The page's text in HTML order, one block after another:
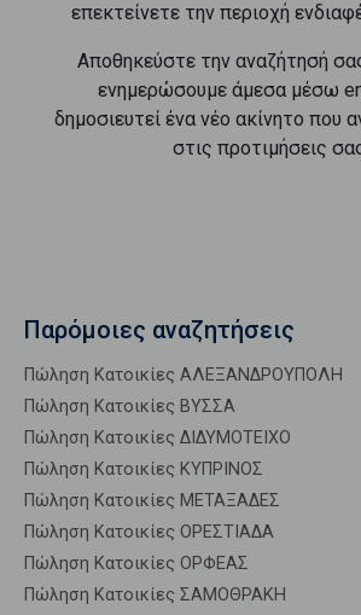
επεκτείνετε την περιοχή
Αποθηκεύστε την αναζήτησή
ενημερώσουμε άμεσα μέσω
δημοσιευτεί ένα νέο ακίνητο που
στις προτιμήσεις
Παρόμοιες αναζητήσεις
Πώληση Κατοικίες ΑΛΕΞΑΝΔΡΟΥΠΟΛΗ
Πώληση Κατοικίες ΒΥΣΣΑ
Πώληση Κατοικίες ΔΙΔΥΜΟΤΕΙΧΟ
Πώληση Κατοικίες ΚΥΠΡΙΝΟΣ
Πώληση Κατοικίες ΜΕΤΑΞΑΔΕΣ
Πώληση Κατοικίες ΟΡΕΣΤΙΑΔΑ
Πώληση Κατοικίες ΟΡΦΕΑΣ
Πώληση Κατοικίες ΣΑΜΟΘΡΑΚΗ